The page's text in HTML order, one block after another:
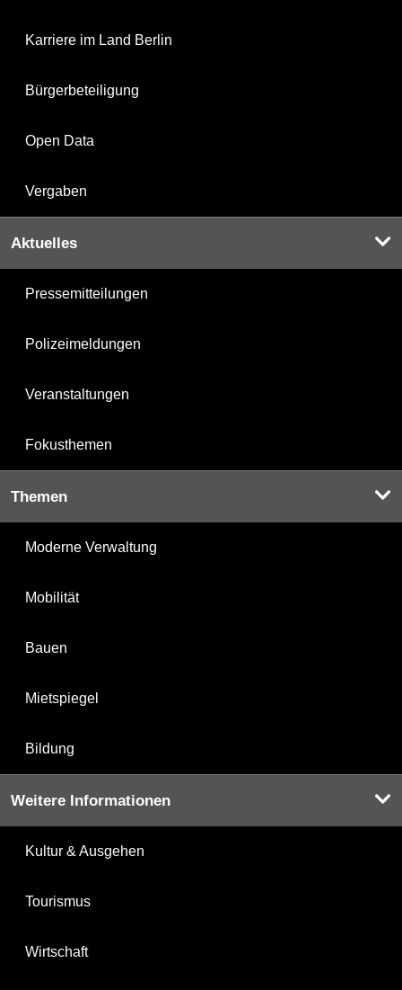
Karriere im Land Berlin
Bürgerbeteiligung
Open Data
Vergaben
Aktuelles
Pressemitteilungen
Polizeimeldungen
Veranstaltungen
Fokusthemen
Themen
Moderne Verwaltung
Mobilität
Bauen
Mietspiegel
Bildung
Weitere Informationen
Kultur & Ausgehen
Tourismus
Wirtschaft